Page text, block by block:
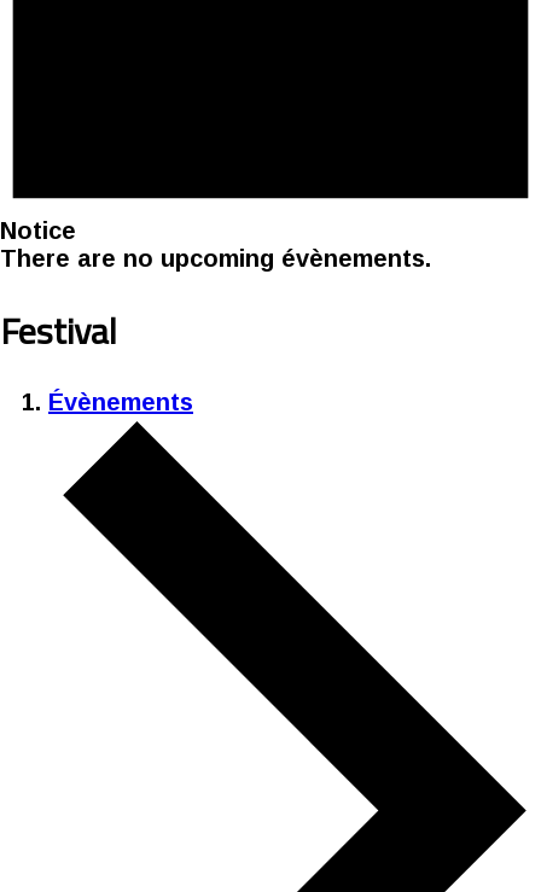
Notice
There are no upcoming évènements.
Festival
Évènements